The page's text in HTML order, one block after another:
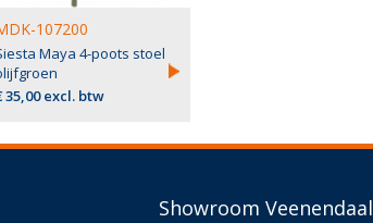
107200
Maya 4-poots stoel
35,00 excl. btw
Showroom Veenendaal